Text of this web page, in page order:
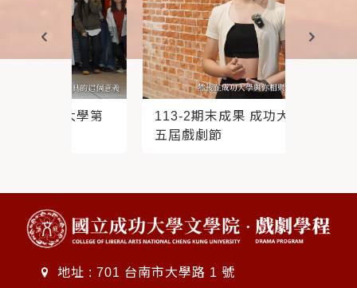
113-2期末成果 成功大學第
五屆戲劇節
地址 : 701 台南市大學路 1 號